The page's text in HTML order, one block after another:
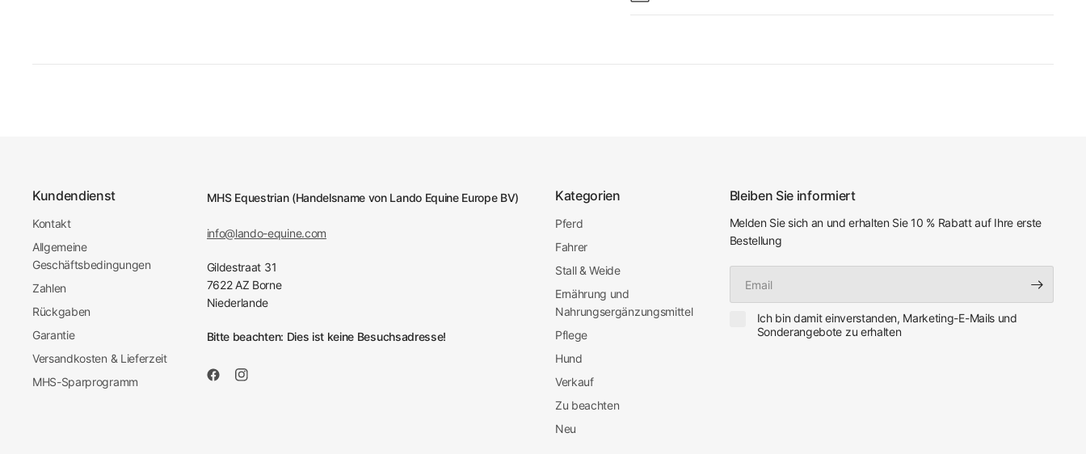
Kundendienst
Kontakt
Allgemeine
Geschäftsbedingungen
Zahlen
Rückgaben
Garantie
Versandkosten & Lieferzeit
MHS-Sparprogramm
MHS Equestrian (Handelsname von Lando Equine Europe BV)
info@lando-equine.com
Gildestraat 31
7622 AZ Borne
Niederlande
Bitte beachten: Dies ist keine Besuchsadresse!
Kategorien
Pferd
Fahrer
Stall & Weide
Ernährung und
Nahrungsergänzungsmittel
Pflege
Hund
Verkauf
Zu beachten
Neu
Bleiben Sie informiert
Melden Sie sich an und erhalten Sie 10 % Rabatt auf Ihre erste
Bestellung
Ich bin damit einverstanden, Marketing-E-Mails und
Sonderangebote zu erhalten